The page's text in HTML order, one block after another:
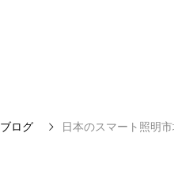
ブログ 日本のスマート照明